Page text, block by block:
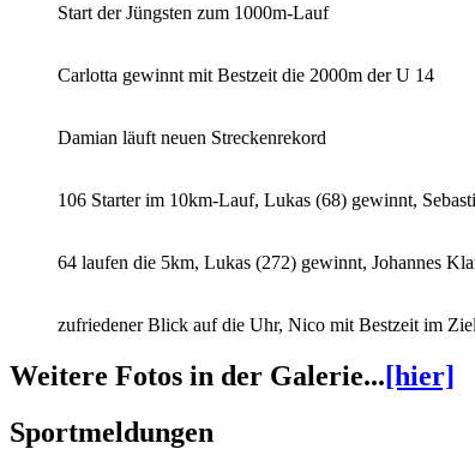
Start der Jüngsten zum 1000m-Lauf
Carlotta gewinnt mit Bestzeit die 2000m der U 14
Damian läuft neuen Streckenrekord
106 Starter im 10km-Lauf, Lukas (68) gewinnt,
64 laufen die 5km, Lukas (272) gewinnt, Johannes
zufriedener Blick auf die Uhr, Nico mit Bestzeit im Ziel
Weitere Fotos in der Galerie...[hier]
Sportmeldungen